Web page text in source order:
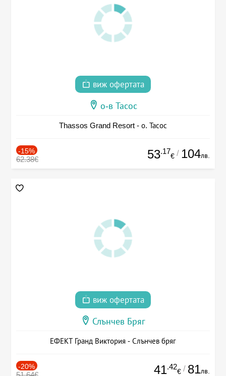
виж офертата
о-в Тасос
Thassos Grand Resort - о. Тасос
-15%
62.38€ 53.17
€ / 104лв.
виж офертата
Слънчев Бряг
ЕФЕКТ Гранд Виктория - Слънчев бряг
-20% 41.42
€ / 81лв.